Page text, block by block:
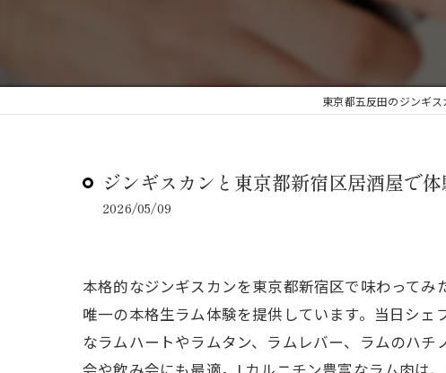
東京都五反田のジンギ
ジンギスカンと東京都新宿区居酒屋で
2026/05/09
本格的なジンギスカンを東京都新宿区で味わって
唯一の本格生ラム体験を提供しています。当日シ
なラムハートやラムタン、ラムレバー、ラムのハ